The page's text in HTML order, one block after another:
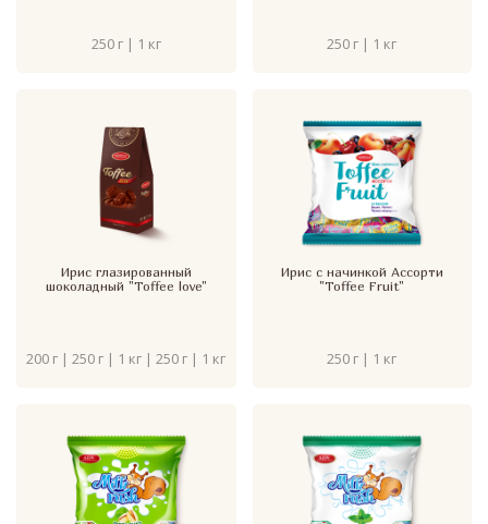
250 г | 1 кг 250 г | 1 кг
Ирис глазированный
шоколадный "Toffee love"
200 г | 250 г | 1 кг | 250 г | 1 кг
Ирис с начинкой Ассорти
"Toffee Fruit"
250 г | 1 кг